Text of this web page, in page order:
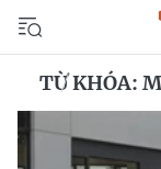
TỪ KHÓA: